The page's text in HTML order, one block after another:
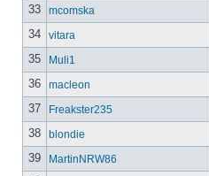
33 mcomska
34 vitara
35 Muli1
36 macleon
37 Freakster235
38 blondie
39 MartinNRW86